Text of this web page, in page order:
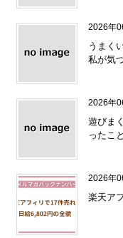
2026年
うまく
私が気
2026年
遊びま
ったこと
2026年
楽天ア